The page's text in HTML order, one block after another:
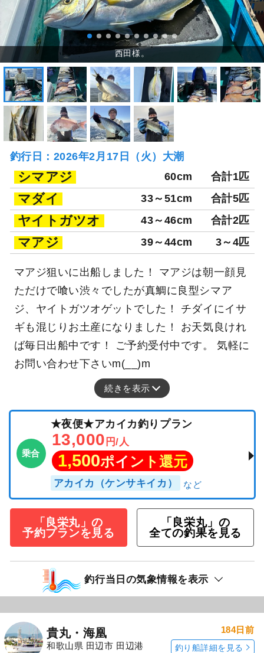
釣行日：2026年2月17日（火）大潮
シマアジ 60cm 合計1匹
マダイ 33～51cm 合計5匹
ヤイトガツオ 43～46cm 合計2匹
マアジ 39～44cm 3～4匹
マアジ狙いに出船しました！ マアジは朝一顔見
ただけで喰い渋々でしたが真鯛に良型シマア
ジ、ヤイトガツオゲットでした！ チダイにイサ
ギも混じりお土産になりました！ お天気良けれ
ば毎日出船中です！ ご予約受付中です。 気軽に
お問い合わせ下さいm(__)m
続きを表示
乗合
★夜便★アカイカ釣りプラン
13,000 円/人
1,500ポイント還元
アカイカ（ケンサキイカ）
「良栄丸」の
予約プランを見る
「良栄丸」の
全ての釣果を見る
釣行当日の気象情報を表示
貴丸・海凰
和歌山県 田辺市 田辺港
184日前
釣り船詳細を見る